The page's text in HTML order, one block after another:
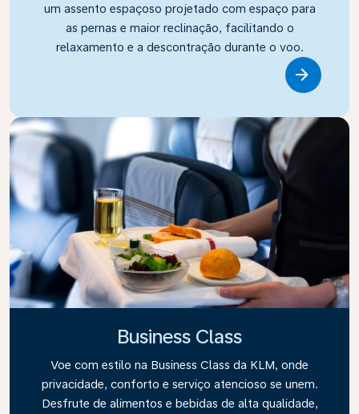
um assento espaçoso projetado com espaço para
as pernas e maior reclinação, facilitando o
relaxamento e a descontração durante o voo.
Business Class
Voe com estilo na Business Class da KLM, onde
privacidade, conforto e serviço atencioso se unem.
Desfrute de alimentos e bebidas de alta qualidade,